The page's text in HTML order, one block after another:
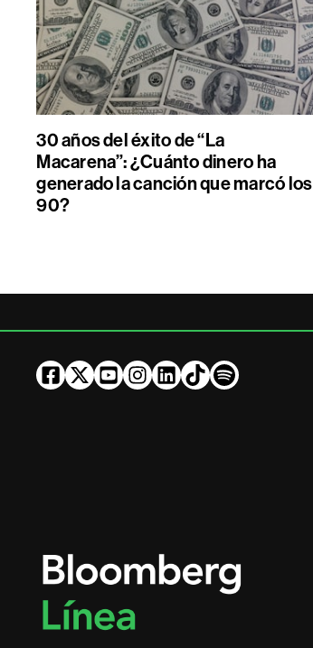
30 años del éxito de “La
Macarena”: ¿Cuánto dinero ha
generado la canción que marcó los
90?